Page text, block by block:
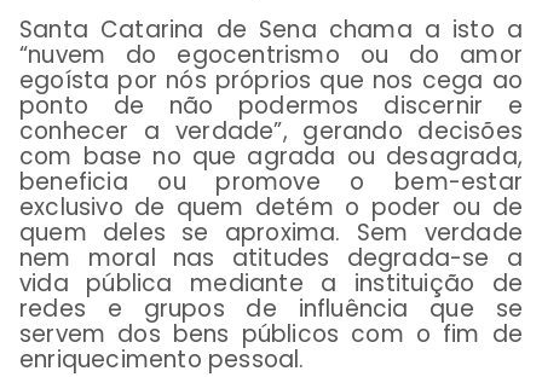
Santa Catarina de Sena chama a isto a
“nuvem do egocentrismo ou do amor
egoísta por nós próprios que nos cega ao
ponto de não podermos discernir e
conhecer a verdade”, gerando decisões
com base no que agrada ou desagrada,
beneficia ou promove o bem-estar
exclusivo de quem detém o poder ou de
quem deles se aproxima. Sem verdade
nem moral nas atitudes degrada-se a
vida pública mediante a instituição de
redes e grupos de influência que se
servem dos bens públicos com o fim de
enriquecimento pessoal.